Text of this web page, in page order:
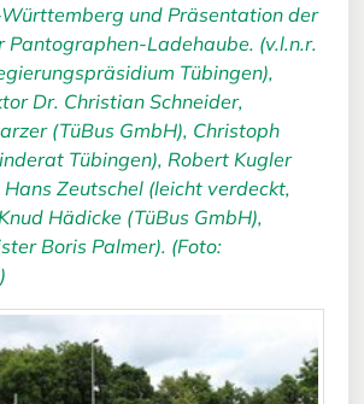
und Präsentation der
Pantographen-Ladehaube. (v.l.n.r.
Tübingen),
Dr. Christian Schneider,
(TüBus GmbH), Christoph
Tübingen), Robert Kugler
Hans Zeutschel (leicht verdeckt,
Hädicke (TüBus GmbH),
Boris Palmer). (Foto: